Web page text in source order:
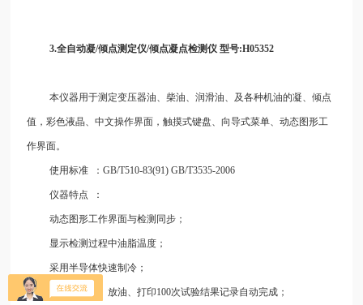
3.全自动凝/倾点测定仪/倾点凝点检测仪 型号:H05352
本仪器用于测定变压器油、柴油、润滑油、及各种机油的凝、倾点
值，彩色液晶、中文操作界面，触摸式键盘、向导式菜单、动态图形工
作界面。
使用标准 ：GB/T510-83(91) GB/T3535-2006
仪器特点 ：
动态图形工作界面与检测同步；
显示检测过程中油脂温度；
采用半导体快速制冷；
注油、检测、放油、打印100次试验结果记录自动完成；